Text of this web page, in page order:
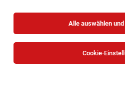
Alle auswählen
Cookie-